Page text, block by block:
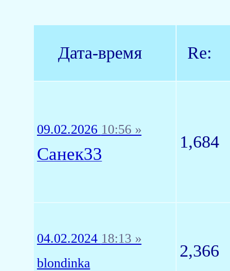
Дата-время Re:
09.02.2026 10:56 »
Санек33
1,684
04.02.2024 18:13 »
blondinka
2,366